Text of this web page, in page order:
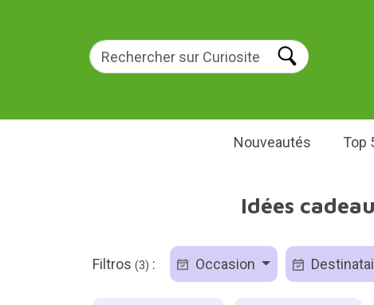
Nouveautés Top
Idées
Filtros (3) : Occasion